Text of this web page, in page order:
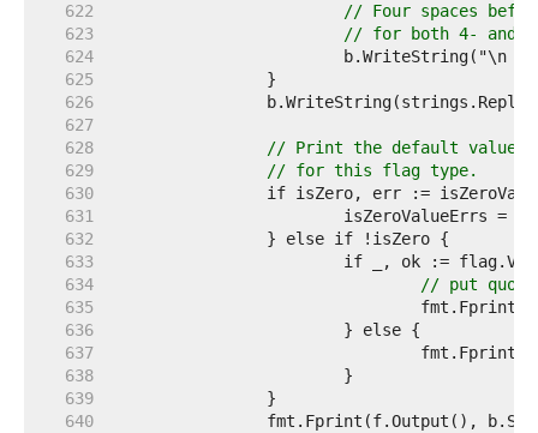
   622
// Four spaces
   623
// for both 4- and
   624
   625
   626
   627
   628
// Print the default value
   629
// for this flag type.
   630
   631
   632
   633
   634
// put
   635
   636
   637
   638
   639
   640